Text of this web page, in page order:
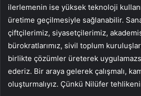
ilerlemenin ise yüksek teknoloji
üretime geçilmesiyle sağlanabilir.
çiftçilerimiz, siyasetçilerimiz,
bürokratlarımız, sivil toplum
birlikte çözümler üreterek
ederiz. Bir araya gelerek çalışmalı,
oluşturmalıyız. Çünkü Nilüfer